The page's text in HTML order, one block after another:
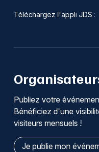
Téléchargez l'appli JDS :
Publiez votre
Bénéficiez d'une
visiteurs mensuels !
Je publie mon